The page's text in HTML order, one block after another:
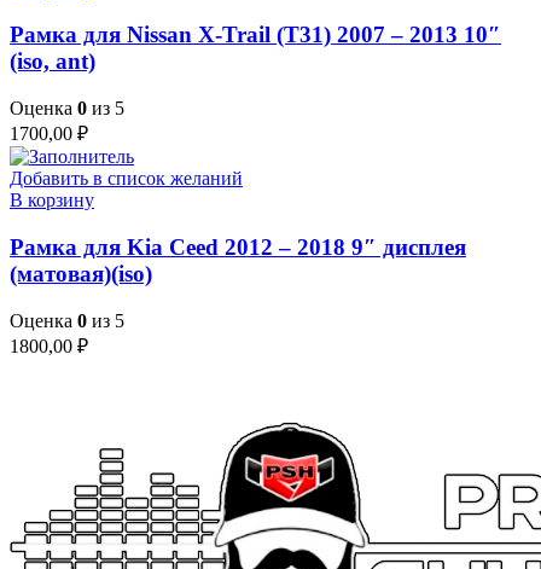
Рамка для Nissan X-Trail (T31) 2007 – 2013 10″
(iso, ant)
Оценка 0 из 5
1700,00 ₽
Добавить в список желаний
В корзину
Рамка для Kia Ceed 2012 – 2018 9″ дисплея
(матовая)(iso)
Оценка 0 из 5
1800,00 ₽